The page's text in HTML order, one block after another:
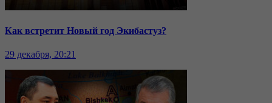
Как встретит Новый год Экибастуз?
29 декабря, 20:21